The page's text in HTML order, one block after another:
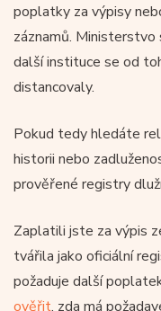
poplatky za výpisy
záznamů. Ministerstvo
další instituce se od
distancovaly.
Pokud tedy hledáte
historii nebo
prověřené registry
Zaplatili jste za výpis
tvářila jako oficiální
požaduje další
ověřit, zda má